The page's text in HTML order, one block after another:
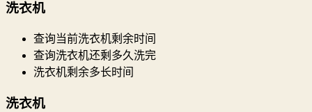
洗衣机
查询当前洗衣机剩余时间
查询洗衣机还剩多久洗完
洗衣机剩余多长时间
洗衣机